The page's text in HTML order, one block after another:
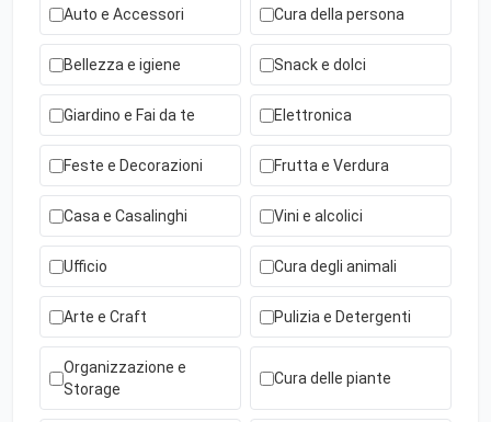
Auto e Accessori Cura della persona
Bellezza e igiene Snack e dolci
Giardino e Fai da te Elettronica
Feste e Decorazioni Frutta e Verdura
Casa e Casalinghi Vini e alcolici
Ufficio Cura degli animali
Arte e Craft Pulizia e Detergenti
Organizzazione e
Storage
Cura delle piante